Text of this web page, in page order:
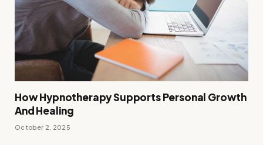
How Hypnotherapy Supports Personal Growth
And Healing
October 2, 2025